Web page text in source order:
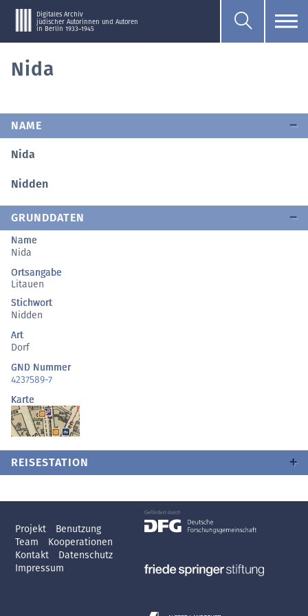
Digitales Archiv
jüdischer Autorinnen und Autoren
in Berlin 1933–1945
Nida
NAME
Nida
Nidden
GRUNDDATEN
Name
Nida
Ortsangabe
Litauen
Stichwort
Nidden
Art
Dorf
GND Nummer
4237589-7
Karte
REISESTATION
Projekt
Benutzung
Team
Kooperationen
Kontakt
Datenschutz
Impressum